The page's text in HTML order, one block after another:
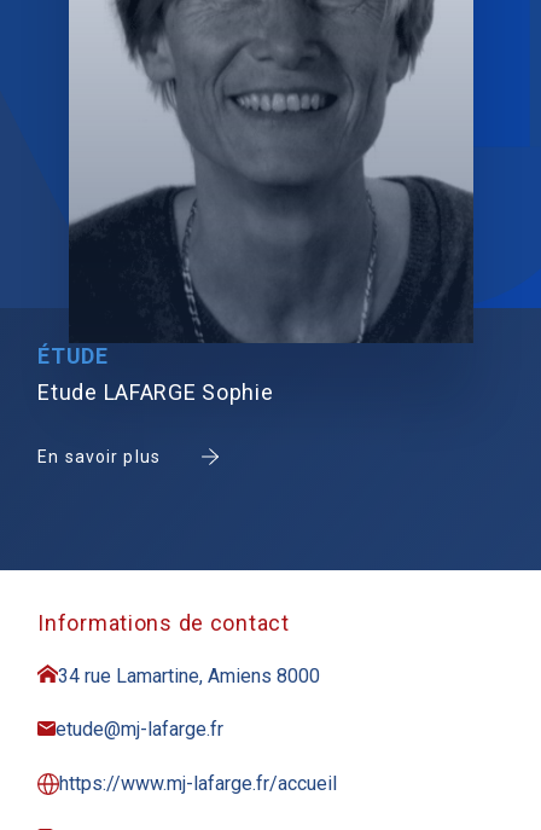
ÉTUDE
Etude LAFARGE Sophie
En savoir plus
Informations de contact
34 rue Lamartine, Amiens 8000
etude@mj-lafarge.fr
https://www.mj-lafarge.fr/accueil